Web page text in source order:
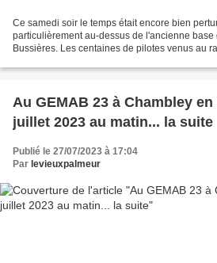
Ce samedi soir le temps était encore bien
particulièrement au-dessus de l'ancienne
Bussières. Les centaines de pilotes venus au
Au GEMAB 23 à Chambley
juillet 2023 au matin... la suite
Publié le 27/07/2023 à 17:04
Par levieuxpalmeur